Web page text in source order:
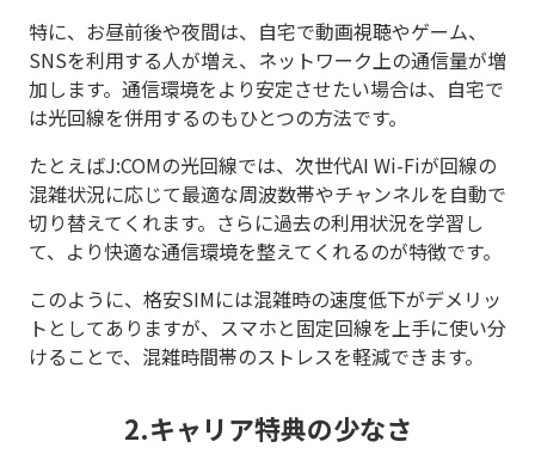
特に、お昼前後や夜間は、自宅で動画視聴やゲーム、
SNSを利用する人が増え、ネットワーク上の通信量が増
加します。通信環境をより安定させたい場合は、自宅で
は光回線を併用するのもひとつの方法です。
たとえばJ:COMの光回線では、次世代AI Wi-Fiが回線の
混雑状況に応じて最適な周波数帯やチャンネルを自動で
切り替えてくれます。さらに過去の利用状況を学習し
て、より快適な通信環境を整えてくれるのが特徴です。
このように、格安SIMには混雑時の速度低下がデメリッ
トとしてありますが、スマホと固定回線を上手に使い分
けることで、混雑時間帯のストレスを軽減できます。
2.キャリア特典の少なさ